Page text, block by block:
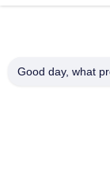
ビデオ
工場旅行
Good day, what